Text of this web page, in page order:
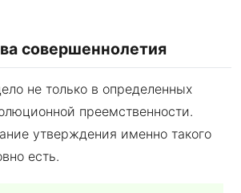
совершеннолетия
не только в определенных
преемственности.
утверждения именно такого
есть.